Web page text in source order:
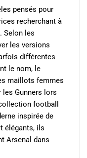
pensés pour
recherchant à
Selon les
les versions
différentes
le nom, le
maillots femmes
Gunners lors
football
inspirée de
élégants, ils
Arsenal dans